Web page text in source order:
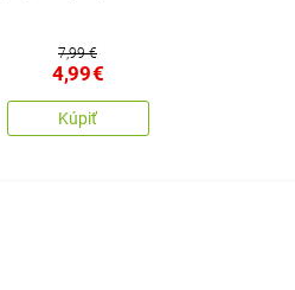
7,99 €
4,99€
Kúpiť